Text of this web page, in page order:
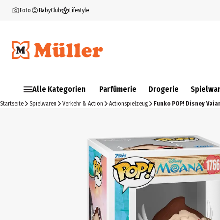
Foto BabyClub Lifestyle
Alle Kategorien Parfümerie Drogerie
Startseite Spielwaren Verkehr & Action Actionspielzeug Funko POP! Disney